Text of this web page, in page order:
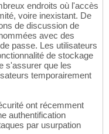
endroits où l'accès
voire inexistant. De
de discussion de
avec des
passe. Les utilisateurs
de stockage
s'assurer que les
temporairement
ont récemment
authentification
par usurpation